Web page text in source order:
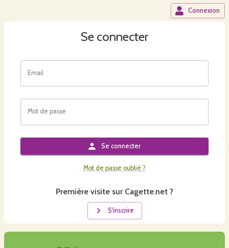
Connexion
Se connecter
Email
Mot de passe
Se connecter
Mot de passe oublié ?
Première visite sur Cagette.net ?
S'inscrire